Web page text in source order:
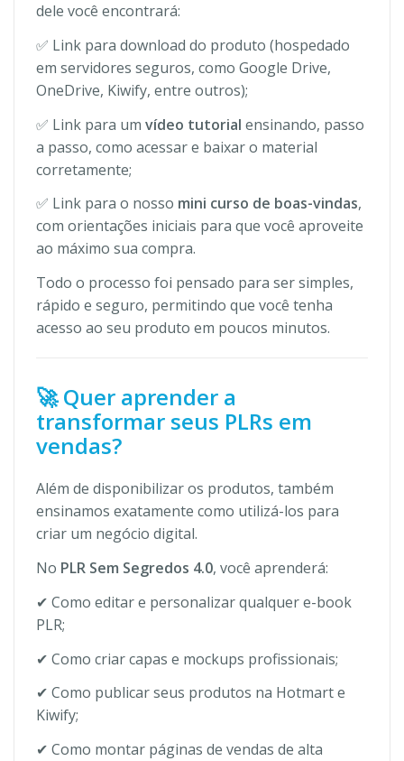
dele você encontrará:
✅ Link para download do produto (hospedado
em servidores seguros, como Google Drive,
OneDrive, Kiwify, entre outros);
✅ Link para um vídeo tutorial ensinando, passo
a passo, como acessar e baixar o material
corretamente;
✅ Link para o nosso mini curso de boas-vindas,
com orientações iniciais para que você aproveite
ao máximo sua compra.
Todo o processo foi pensado para ser simples,
rápido e seguro, permitindo que você tenha
acesso ao seu produto em poucos minutos.
🚀 Quer aprender a
transformar seus PLRs em
vendas?
Além de disponibilizar os produtos, também
ensinamos exatamente como utilizá-los para
criar um negócio digital.
No PLR Sem Segredos 4.0, você aprenderá:
✔ Como editar e personalizar qualquer e-book
PLR;
✔ Como criar capas e mockups profissionais;
✔ Como publicar seus produtos na Hotmart e
Kiwify;
✔ Como montar páginas de vendas de alta